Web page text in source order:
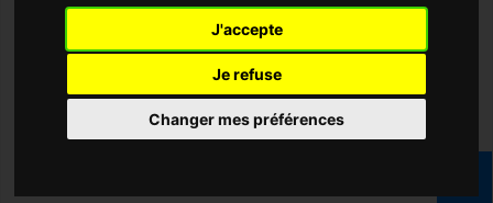
J'accepte
Je refuse
Changer mes préférences